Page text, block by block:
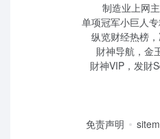
制造业上网
单项冠军小巨人
纵览财经热榜
財神导航，金
財神VIP，发財
免责声明